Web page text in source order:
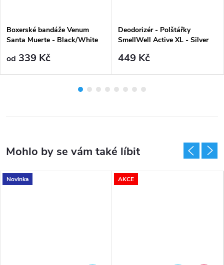
Boxerské bandáže Venum
Santa Muerte - Black/White
od 339 Kč
Deodorizér - Polštářky
SmellWell Active XL - Silver
449 Kč
Novinka AKCE